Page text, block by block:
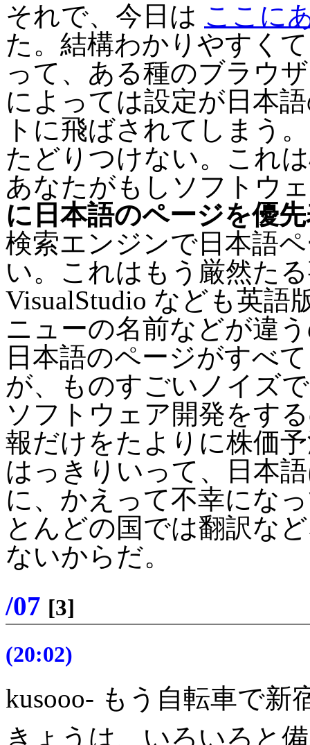
それで、今日は ここに
た。結構わかりやすく
って、ある種のブラウ
によっては設定が日本
トに飛ばされてしまう
たどりつけない。これ
あなたがもしソフトウ
に日本語のページを優
検索エンジンで日本語
い。これはもう厳然た
VisualStudio なども英語
ニューの名前などが違
日本語のページがすべ
が、ものすごいノイズ
ソフトウェア開発をす
報だけをたよりに株価
はっきりいって、日本
に、かえって不幸にな
とんどの国では翻訳な
ないからだ。
/07 [3]
(20:02)
kusooo- もう自転車で新
きょうは、いろいろと